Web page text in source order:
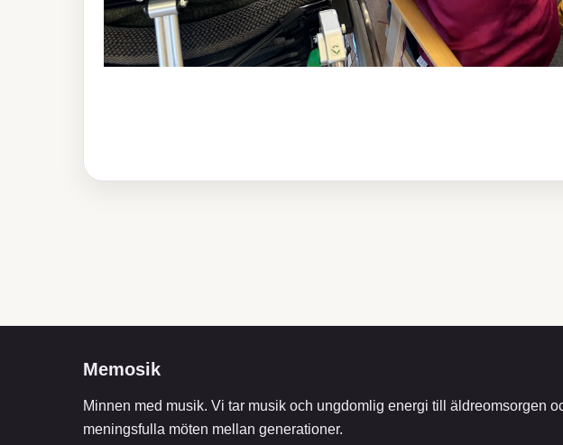
Memosik
Minnen med musik. Vi tar musik och ungdomlig energi till äldreomsorgen
meningsfulla möten mellan generationer.